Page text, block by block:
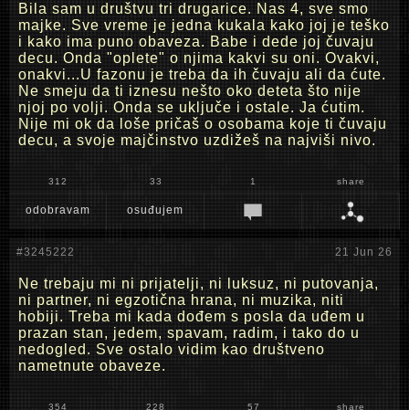
Bila sam u društvu tri drugarice. Nas 4, sve smo
majke. Sve vreme je jedna kukala kako joj je teško
i kako ima puno obaveza. Babe i dede joj čuvaju
decu. Onda "oplete" o njima kakvi su oni. Ovakvi,
onakvi...U fazonu je treba da ih čuvaju ali da ćute.
Ne smeju da ti iznesu nešto oko deteta što nije
njoj po volji. Onda se uključe i ostale. Ja ćutim.
Nije mi ok da loše pričaš o osobama koje ti čuvaju
decu, a svoje majčinstvo uzdižeš na najviši nivo.
312 33 1 share
odobravam osuđujem
#3245222 21 Jun 26
Ne trebaju mi ni prijatelji, ni luksuz, ni putovanja,
ni partner, ni egzotična hrana, ni muzika, niti
hobiji. Treba mi kada dođem s posla da uđem u
prazan stan, jedem, spavam, radim, i tako do u
nedogled. Sve ostalo vidim kao društveno
nametnute obaveze.
354 228 57 share